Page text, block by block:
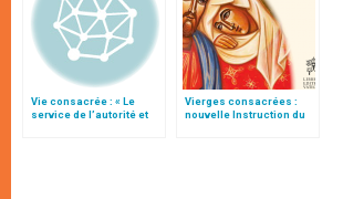
Vie consacrée : « Le
service de l’autorité et
Vierges consacrées :
nouvelle Instruction du